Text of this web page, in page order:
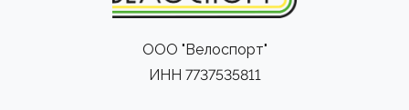
ООО "Велоспорт"
ИНН 7737535811